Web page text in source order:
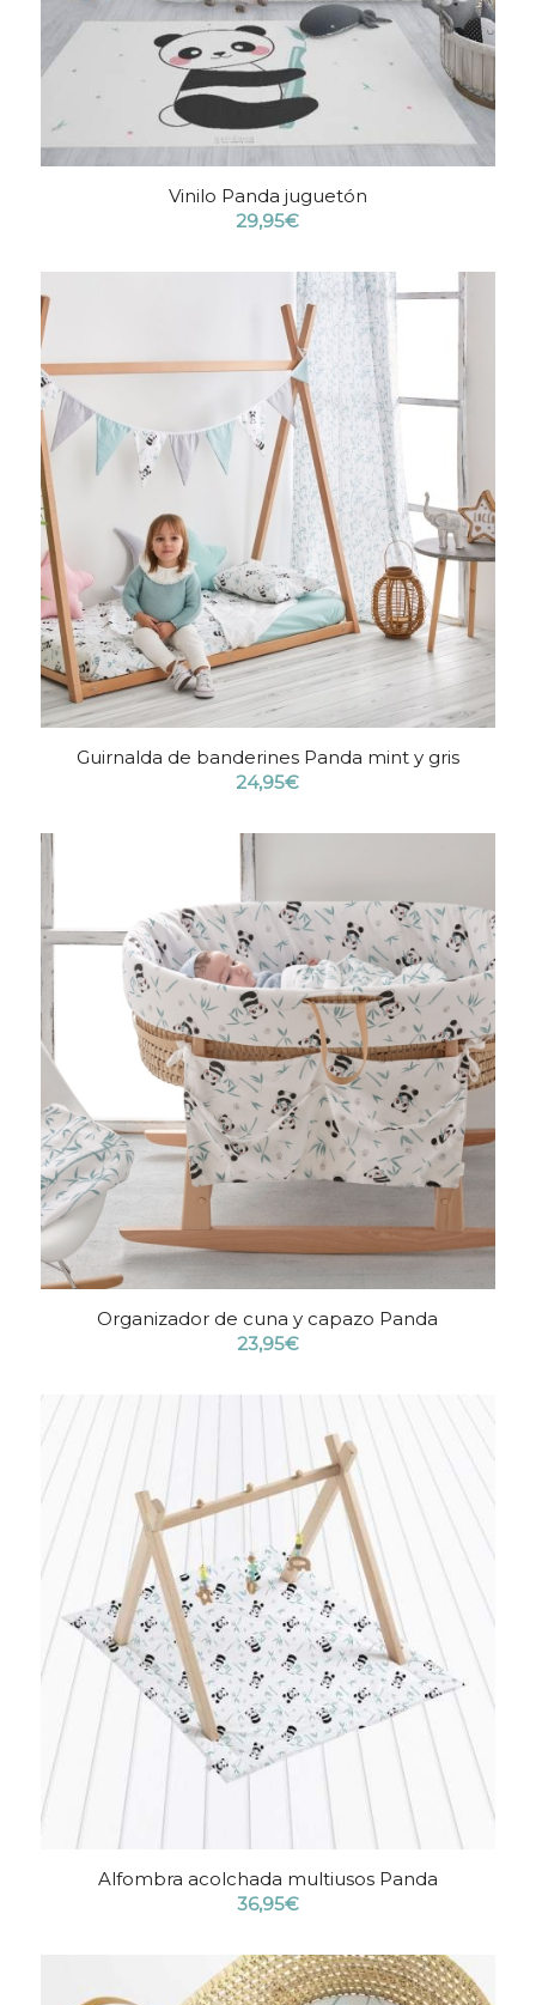
Vinilo Panda juguetón
29,95€
Guirnalda de banderines Panda mint y gris
24,95€
Organizador de cuna y capazo Panda
23,95€
Alfombra acolchada multiusos Panda
36,95€